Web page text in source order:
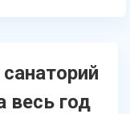
весь год